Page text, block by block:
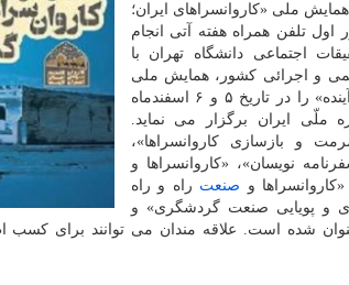
ملی «کاروانسراهای ایران؛
اول تلفن همراه هفته آتی انجام
اجتماعی دانشگاه تهران با
و اجرائی کشور، همایش ملی
«کاروانسراهای ایران؛ گذشته، حال، آینده» را در تاریخ ۵ و ۶ اسفندماه
ملّی ایران برگزار می نماید.
و بازسازی کاروانسراها»،
نویسان»، «کاروانسراها و
و صنعت راه و راه
و پویایی صنعت گردشگری» و